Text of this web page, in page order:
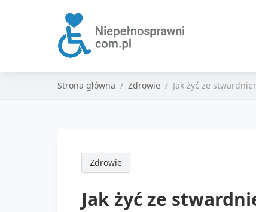
Strona główna Zdrowie Jak żyć ze
Zdrowie
Jak żyć ze